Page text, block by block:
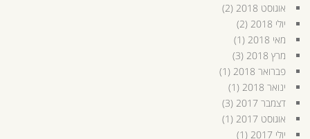
אוגוסט 2018
(2)
יולי 2018
(2)
מאי 2018
(1)
מרץ 2018
(3)
פברואר 2018
(1)
ינואר 2018
(1)
דצמבר 2017
(3)
אוגוסט 2017
(1)
יולי 2017
(1)